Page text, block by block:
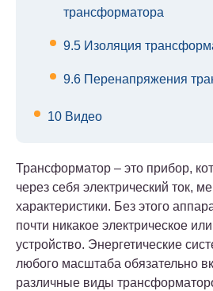
трансформатора
9.5 Изоляция
9.6 Перенапряжения
10 Видео
Трансформатор – это прибор,
через себя электрический ток,
характеристики. Без этого
почти никакое электрическое
устройство. Энергетические
любого масштаба обязательно
различные виды